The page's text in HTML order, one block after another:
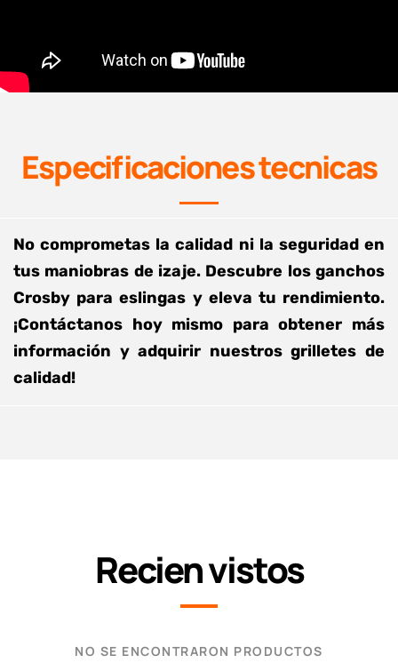
Especificaciones tecnicas
No comprometas la calidad ni la seguridad en
tus maniobras de izaje. Descubre los ganchos
Crosby para eslingas y eleva tu rendimiento.
¡Contáctanos hoy mismo para obtener más
información y adquirir nuestros grilletes de
calidad!
Recien vistos
NO SE ENCONTRARON PRODUCTOS